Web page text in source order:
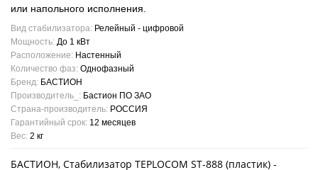
или напольного исполнения.
Вид стабилизатора: Релейный - цифровой
Мощность: До 1 кВт
Расположение: Настенный
Количество фаз: Однофазный
Бренд: БАСТИОН
Производитель_: Бастион ПО ЗАО
Страна-производитель: РОССИЯ
Гарантийный срок: 12 месяцев
Вес: 2 кг
БАСТИОН, Стабилизатор TEPLOCOM ST-888 (пластик) -